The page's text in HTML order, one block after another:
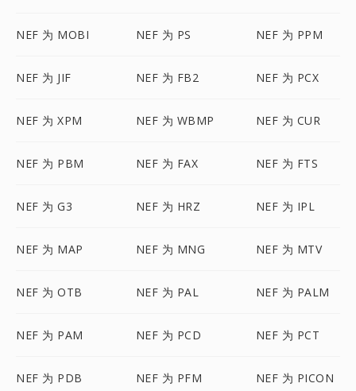
NEF 为 MOBI NEF 为 PS NEF 为 PPM
NEF 为 JIF NEF 为 FB2 NEF 为 PCX
NEF 为 XPM NEF 为 WBMP NEF 为 CUR
NEF 为 PBM NEF 为 FAX NEF 为 FTS
NEF 为 G3 NEF 为 HRZ NEF 为 IPL
NEF 为 MAP NEF 为 MNG NEF 为 MTV
NEF 为 OTB NEF 为 PAL NEF 为 PALM
NEF 为 PAM NEF 为 PCD NEF 为 PCT
NEF 为 PDB NEF 为 PFM NEF 为 PICON